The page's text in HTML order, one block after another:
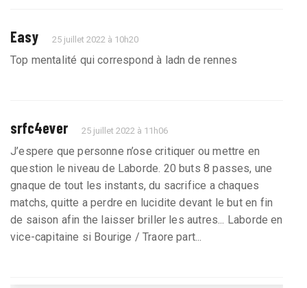
Easy 25 juillet 2022 à 10h20
Top mentalité qui correspond à ladn de rennes
srfc4ever 25 juillet 2022 à 11h06
J’espere que personne n’ose critiquer ou mettre en
question le niveau de Laborde. 20 buts 8 passes, une
gnaque de tout les instants, du sacrifice a chaques
matchs, quitte a perdre en lucidite devant le but en fin
de saison afin the laisser briller les autres... Laborde en
vice-capitaine si Bourige / Traore part...